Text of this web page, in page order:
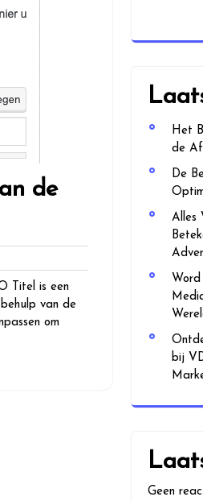
de
Titel is een
van de
om
Het
de
De
Alles
bij
Geen